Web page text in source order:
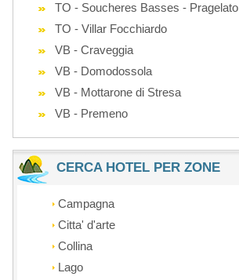
TO - Soucheres Basses - Pragelato
TO - Villar Focchiardo
VB - Craveggia
VB - Domodossola
VB - Mottarone di Stresa
VB - Premeno
CERCA HOTEL PER ZONE
Campagna
Citta' d'arte
Collina
Lago